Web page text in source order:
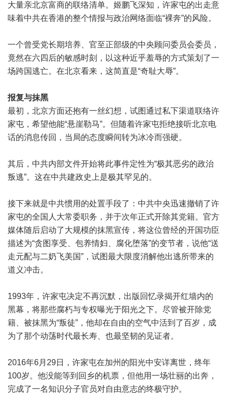
大量亲北京富商的联络清单。姬鹏飞深知，许家屯的出走意
味着中共在香港的整个情报与政治网络面临“裸奔”的风险。
一个曾受党长期培养、官至正部级的中央顾问委员会委员，
竟然在六四后的敏感时刻，以这种近乎羞辱的方式策划了一
场跨国逃亡。在北京看来，这简直是“奇耻大辱”。
报复与抹黑
最初，北京方面还抱有一丝幻想，试图通过私下渠道联络许
家屯，希望他能“悬崖勒马”。但随着许家屯拒绝接听北京电
话的消息传回，当局的态度瞬间转为冰冷而强硬。
其后，中共内部文件开始将此事件定性为“极其恶劣的政治
叛逃”。这在中共建政史上是极其罕见的。
接下来就是中共惯用的处置手段了：中共中央迅速撤销了许
家屯的全国人大常委职务，并于次年正式开除其党籍。官方
媒体随后启动了大规模的抹黑宣传，将这位曾经的开国功臣
描述为“贪图享受、包养情妇、腐化堕落”的变节者，说他“送
走元配与二奶飞美国”，试图最大限度消解他出逃所带来的
道义冲击。
1993年，许家屯决定不再沉默，出版回忆录揭开红墙内的
黑幕，将那些腐朽与专权曝光于阳光之下。尽管被开除党
籍、被抹黑为“叛徒”，他却在自由的空气中活到了百岁，成
为了那个动荡时代最长寿、也最坚韧的见证者。
2016年6月29日，许家屯在加州的阳光中安详离世，终年
100岁。他没能等到回乡的机票，但他用一场壮丽的出奔，
完成了一名知识分子官员对自由意志的终极守护。